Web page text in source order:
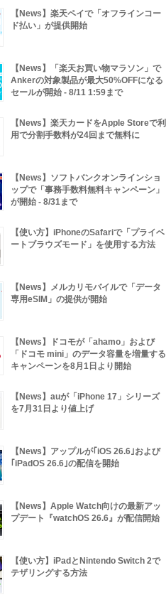
【News】楽天ペイで「オフラインコー
ド払い」が提供開始
【News】「楽天お買い物マラソン」で
Ankerの対象製品が最大50%OFFになる
セールが開始 - 8/11 1:59まで
【News】楽天カードをApple Storeで利
用で分割手数料が24回まで無料に
【News】ソフトバンクオンラインショ
ップで「事務手数料無料キャンペーン」
が開始 - 8/31まで
【使い方】iPhoneのSafariで「プライベ
ートブラウズモード」を使用する方法
【News】メルカリモバイルで「データ
専用eSIM」の提供が開始
【News】ドコモが「ahamo」および
「ドコモ mini」のデータ容量を増量する
キャンペーンを8月1日より開始
【News】auが「iPhone 17」シリーズ
を7月31日より値上げ
【News】アップルが｢iOS 26.6｣および
｢iPadOS 26.6｣の配信を開始
【News】Apple Watch向けの最新アッ
プデート『watchOS 26.6』が配信開始
【使い方】iPadとNintendo Switch 2で
テザリングする方法